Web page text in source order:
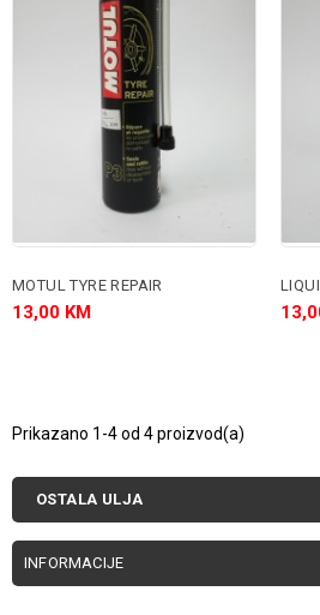
MOTUL TYRE REPAIR
13,00 KM
Prikazano 1-4 od 4 proizvod(a)
OSTALA ULJA
INFORMACIJE